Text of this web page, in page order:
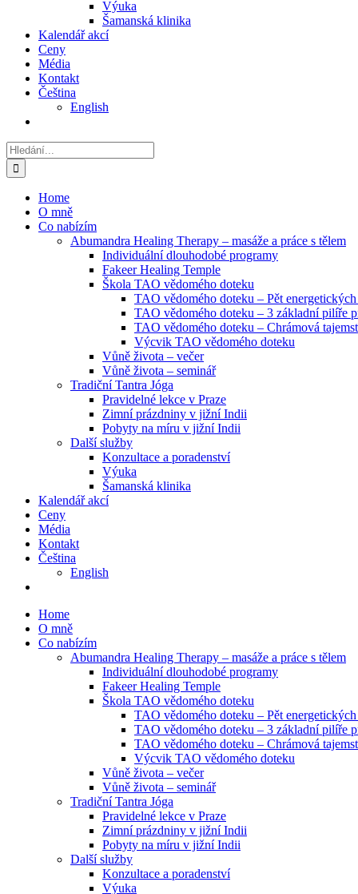
Výuka
Šamanská klinika
Kalendář akcí
Ceny
Média
Kontakt
Čeština
English
Hledat:
Home
O mně
Co nabízím
Abumandra Healing Therapy – masáže a práce s tělem
Individuální dlouhodobé programy
Fakeer Healing Temple
Škola TAO vědomého doteku
TAO vědomého doteku – Pět
TAO vědomého doteku – 3 základní pilíře
TAO vědomého doteku – Chrámová
Výcvik TAO vědomého doteku
Vůně života – večer
Vůně života – seminář
Tradiční Tantra Jóga
Pravidelné lekce v Praze
Zimní prázdniny v jižní Indii
Pobyty na míru v jižní Indii
Další služby
Konzultace a poradenství
Výuka
Šamanská klinika
Kalendář akcí
Ceny
Média
Kontakt
Čeština
English
Home
O mně
Co nabízím
Abumandra Healing Therapy – masáže a práce s tělem
Individuální dlouhodobé programy
Fakeer Healing Temple
Škola TAO vědomého doteku
TAO vědomého doteku – Pět
TAO vědomého doteku – 3 základní pilíře
TAO vědomého doteku – Chrámová
Výcvik TAO vědomého doteku
Vůně života – večer
Vůně života – seminář
Tradiční Tantra Jóga
Pravidelné lekce v Praze
Zimní prázdniny v jižní Indii
Pobyty na míru v jižní Indii
Další služby
Konzultace a poradenství
Výuka